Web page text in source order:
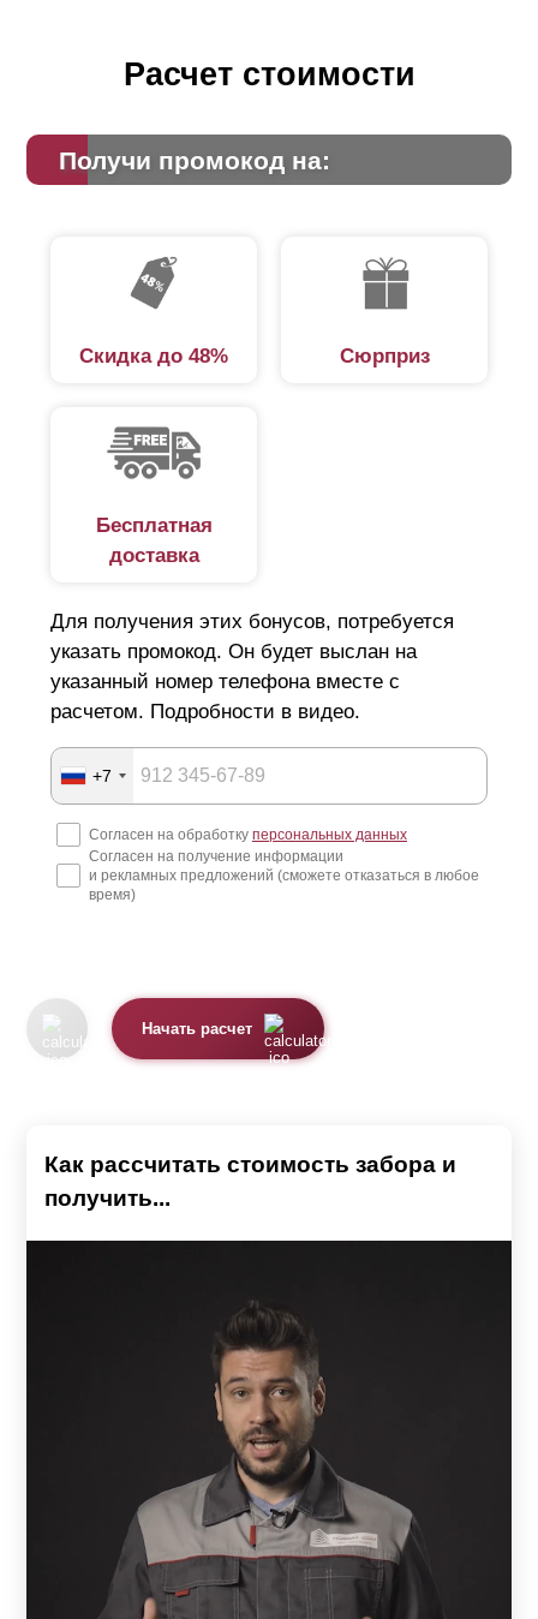
Расчет стоимости
Получи промокод на:
Скидка до 48% Сюрприз
Бесплатная
доставка
Для получения этих бонусов, потребуется
указать промокод. Он будет выслан на
указанный номер телефона вместе с
расчетом. Подробности в видео.
+7
Согласен на обработку персональных данных
Согласен на получение информации
и рекламных предложений (сможете отказаться в любое
время)
Начать расчет
Как рассчитать стоимость забора и
получить...